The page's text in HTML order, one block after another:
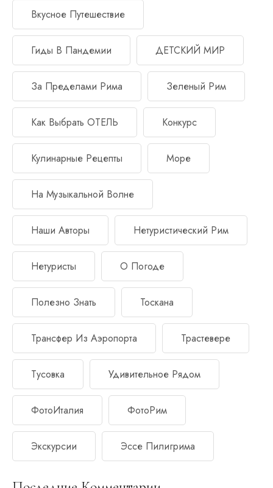
Вкусное Путешествие
Гиды В Пандемии ДЕТСКИЙ МИР
За Пределами Рима Зеленый Рим
Как Выбрать ОТЕЛЬ Конкурс
Кулинарные Рецепты Море
На Музыкальной Волне
Наши Авторы Нетуристический Рим
Нетуристы О Погоде
Полезно Знать Тоскана
Трансфер Из Аэропорта Трастевере
Тусовка Удивительное Рядом
ФотоИталия ФотоРим
Экскурсии Эссе Пилигрима